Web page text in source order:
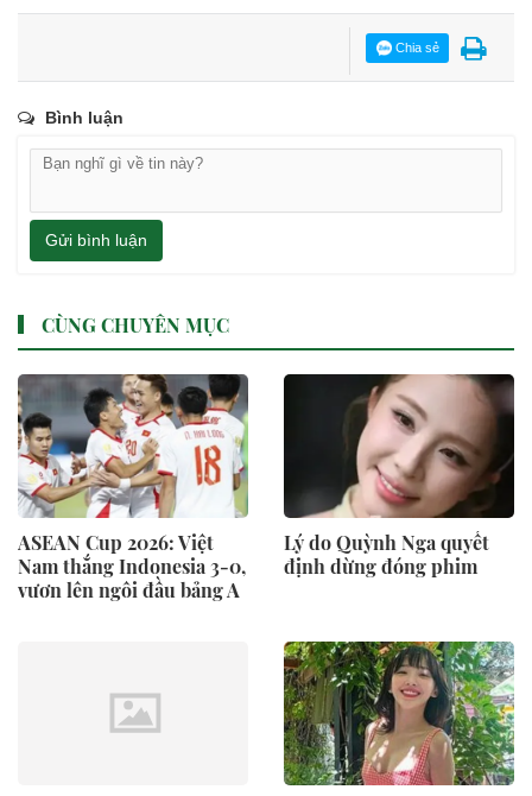
Chia sẻ
Bình luận
Gửi bình luận
CÙNG CHUYÊN MỤC
ASEAN Cup 2026: Việt
Nam thắng Indonesia 3-0,
vươn lên ngôi đầu bảng A
Lý do Quỳnh Nga quyết
định dừng đóng phim